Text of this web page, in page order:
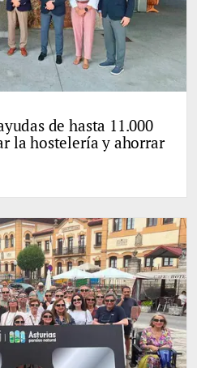
de hasta 11.000
la hostelería y ahorrar